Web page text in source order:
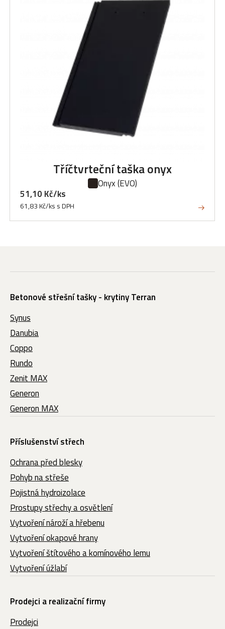
Tříčtvrteční taška onyx
Onyx(EVO)
51,10 Kč/ks
61,83 Kč/ks s DPH
Betonové střešní tašky - krytiny Terran
Synus
Danubia
Coppo
Rundo
Zenit MAX
Generon
Generon MAX
Příslušenství střech
Ochrana před blesky
Pohyb na střeše
Pojistná hydroizolace
Prostupy střechy a osvětlení
Vytvoření nároží a hřebenu
Vytvoření okapové hrany
Vytvoření štítového a komínového lemu
Vytvoření úžlabí
Prodejci a realizační firmy
Prodejci